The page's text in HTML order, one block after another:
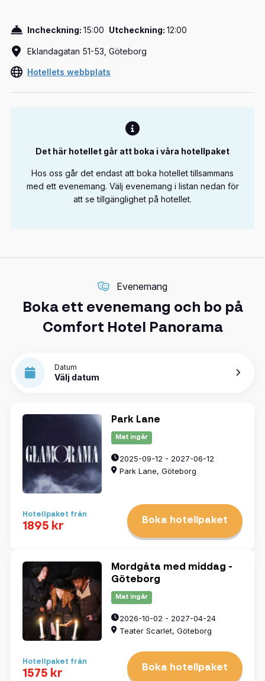
Incheckning: 15:00 Utcheckning: 12:00
Eklandagatan 51-53, Göteborg
Hotellets webbplats
Det här hotellet går att boka i våra hotellpaket
Hos oss går det endast att boka hotellet tillsammans
med ett evenemang. Välj evenemang i listan nedan för
att se tillgänglighet på hotellet.
Evenemang
Boka ett evenemang och bo på
Comfort Hotel Panorama
Datum
Välj datum
Park Lane
Mat ingår
2025-09-12 - 2027-06-12
Park Lane, Göteborg
Hotellpaket från
1895 kr Boka hotellpaket
Mordgåta med middag -
Göteborg
Mat ingår
2026-10-02 - 2027-04-24
Teater Scarlet, Göteborg
Hotellpaket från
1575 kr Boka hotellpaket